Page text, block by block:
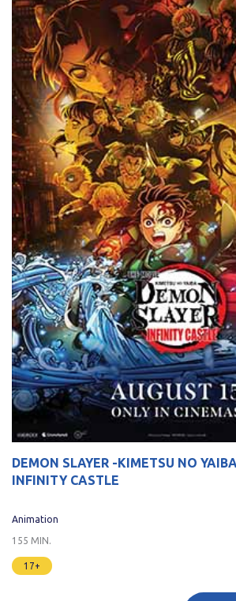
DEMON SLAYER -KIMETSU NO
INFINITY CASTLE
Animation
155 MIN.
17+